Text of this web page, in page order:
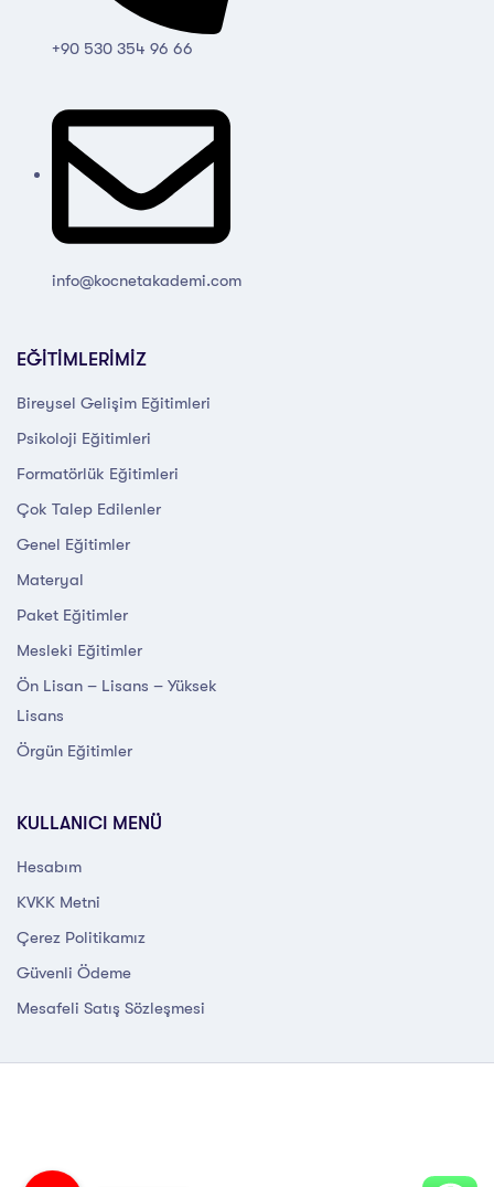
+90 530 354 96 66
info@kocnetakademi.com
EĞİTİMLERİMİZ
Bireysel Gelişim Eğitimleri
Psikoloji Eğitimleri
Formatörlük Eğitimleri
Çok Talep Edilenler
Genel Eğitimler
Materyal
Paket Eğitimler
Mesleki Eğitimler
Ön Lisan – Lisans – Yüksek
Lisans
Örgün Eğitimler
KULLANICI MENÜ
Hesabım
KVKK Metni
Çerez Politikamız
Güvenli Ödeme
Mesafeli Satış Sözleşmesi